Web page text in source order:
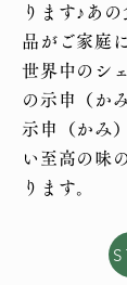
ります♪あ
品がご家庭
世界中のシ
の示申（か
示申（かみ
い至高の味
ります。